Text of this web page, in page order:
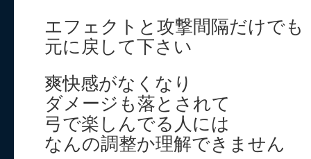
エフェクトと攻撃間隔だけでも
元に戻して下さい
爽快感がなくなり
ダメージも落とされて
弓で楽しんでる人には
なんの調整か理解できません